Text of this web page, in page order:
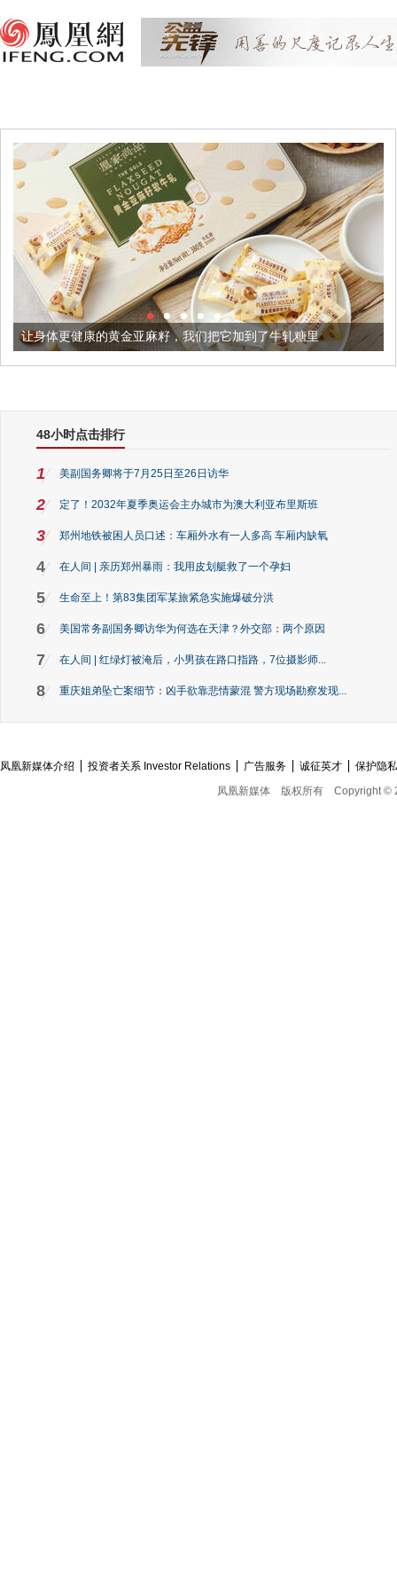
健康的黄金亚麻籽，我们把它加到了牛轧糖里 被列入佛
48小时点击排行
1 美副国务卿将于7月25日至26日访华
2 定了！2032年夏季奥运会主办城市为澳大利亚布里斯班
3 郑州地铁被困人员口述：车厢外水有一人多高 车厢内缺氧
4 在人间 | 亲历郑州暴雨：我用皮划艇救了一个孕妇
5 生命至上！第83集团军某旅紧急实施爆破分洪
6 美国常务副国务卿访华为何选在天津？外交部：两个原因
7 在人间 | 红绿灯被淹后，小男孩在路口指路，7位摄影师...
8 重庆姐弟坠亡案细节：凶手欲靠悲情蒙混 警方现场勘察发现...
凤凰新媒体介绍 投资者关系 Investor Relations 广告服务 诚征英才
保护隐
凤凰新媒体
版权所有 Copyright ©